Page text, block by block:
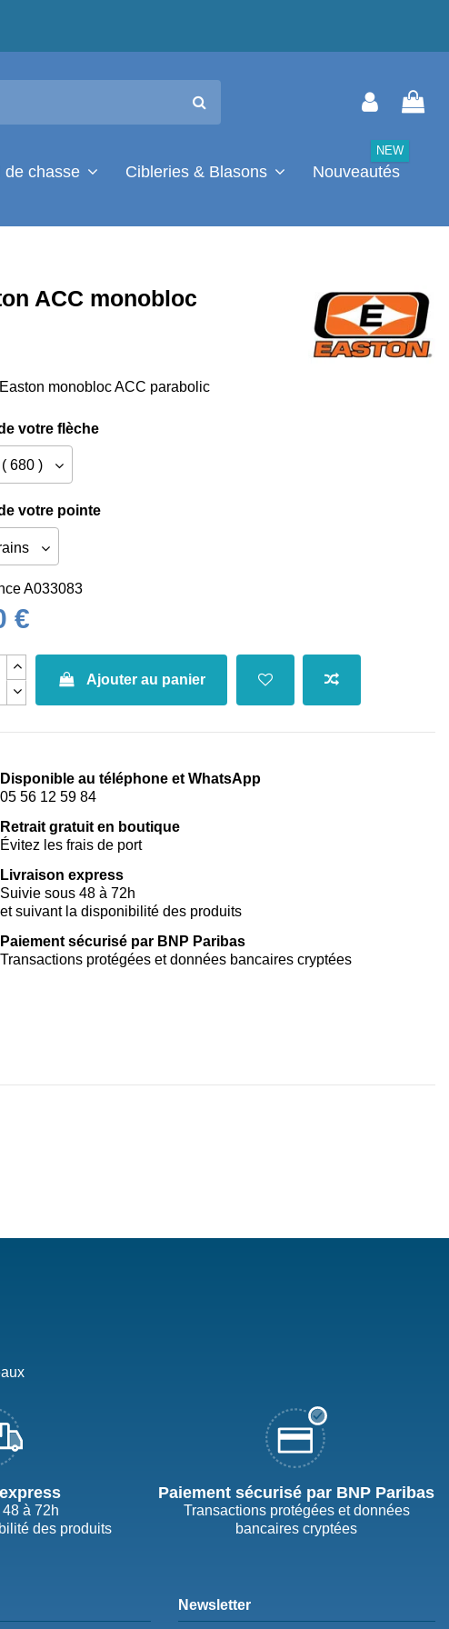
de chasse Cibleries & Blasons Nouveautés
NEW
ACC monobloc
monobloc ACC parabolic
votre flèche
votre pointe
A033083
€
Ajouter au panier
Disponible au téléphone et WhatsApp
05 56 12 59 84
Retrait gratuit en boutique
Évitez les frais de port
Livraison express
Suivie sous 48 à 72h
et suivant la disponibilité des produits
Paiement sécurisé par BNP Paribas
Transactions protégées et données bancaires cryptées
à 72h
des produits
Paiement sécurisé par BNP Paribas
Transactions protégées et données
bancaires cryptées
Newsletter